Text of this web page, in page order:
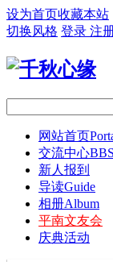
设为首页收藏本站
切换风格 登录 注
网站首页
交流中心BBS
新人报到
导读Guide
相册Album
平南文友会
庆典活动